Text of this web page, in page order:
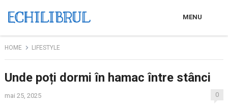
MENU
HOME LIFESTYLE
Unde poți dormi în hamac între stânci
mai 25, 2025 0